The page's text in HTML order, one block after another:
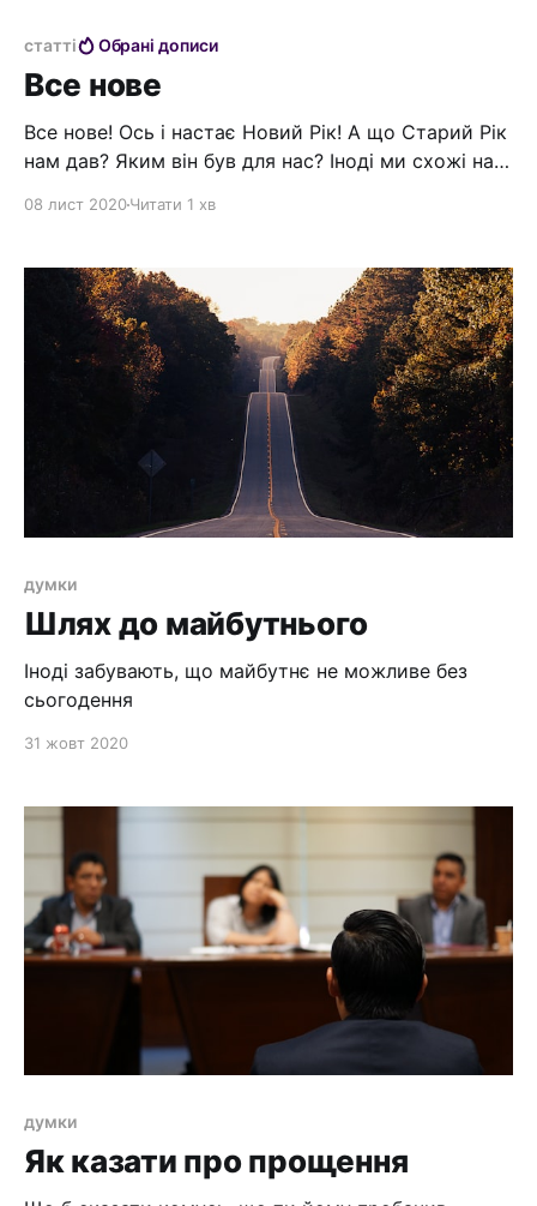
статті Обрані дописи
Все нове
Все нове! Ось і настає Новий Рік! А що Старий Рік
нам дав? Яким він був для нас? Іноді ми схожі на
спостерігати за щіткою, як ніби це
08 лист 2020Читати 1 хв
думки
Шлях до майбутнього
Іноді забувають, що майбутнє не можливе без
сьогодення
31 жовт 2020
думки
Як казати про прощення